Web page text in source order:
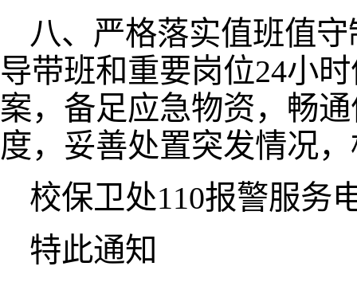
八、严格落实值班值
导带班和重要岗位24小
案，备足应急物资，畅
度，妥善处置突发情况
校保卫处110报警服务
特此通知